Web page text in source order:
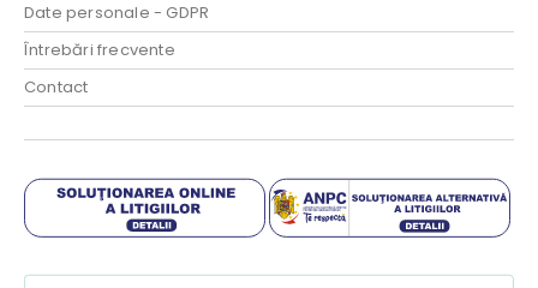
Date personale - GDPR
Întrebări frecvente
Contact